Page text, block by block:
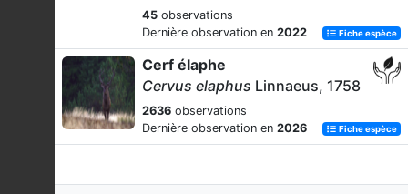
45 observations
Dernière observation en 2022 Fiche espèce
Cerf élaphe
Cervus elaphus Linnaeus, 1758
2636 observations
Dernière observation en 2026 Fiche espèce